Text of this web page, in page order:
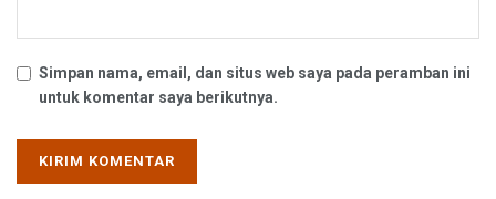
Simpan nama, email, dan situs web saya pada peramban ini
untuk komentar saya berikutnya.